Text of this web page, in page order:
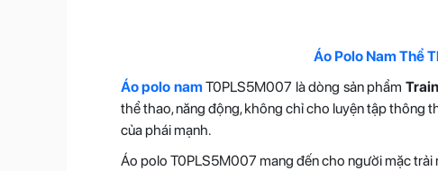
Áo Polo Nam Thể
Áo polo namT0PLS5M007 là dòng sản phẩm
thể thao, năng động, không chỉ cho luyện tập thông
của phái mạnh.
Áo polo T0PLS5M007 mang đến cho người mặc trải